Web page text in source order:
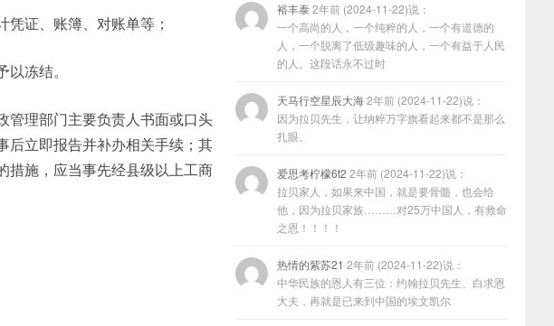
凭证、账簿、对账单等；
冻结。
管理部门主要负责人书面或口头
后立即报告并补办相关手续；其
措施，应当事先经县级以上工商
裕丰泰2年前 (2024-11-22)说：
一个高尚的人，一个纯粹的人，一个有道德的
人，一个脱离了低级趣味的人，一个有益于人民
的人。这段话永不过时
天马行空星辰大海2年前 (2024-11-22)说：
因为拉贝先生，让纳粹万字旗看起来都不是那么
扎眼。
爱思考柠檬6t2 2年前 (2024-11-22)说：
拉贝家人，如果来中国，就是要骨髓，也会给
他，因为拉贝家族………对25万中国人，有救命
之恩！！！！
热情的紫苏21 2年前 (2024-11-22)说：
中华民族的恩人有三位：约翰拉贝先生、白求恩
大夫，再就是已来到中国的埃文凯尔